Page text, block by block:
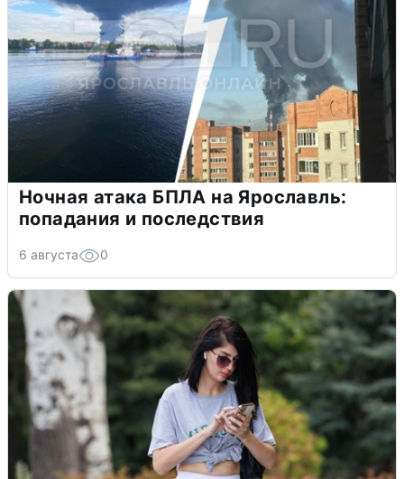
Ночная атака БПЛА на Ярославль:
попадания и последствия
6 августа 0